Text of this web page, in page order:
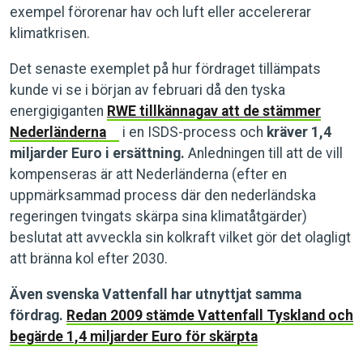
exempel förorenar hav och luft eller accelererar
klimatkrisen.
Det senaste exemplet på hur fördraget tillämpats
kunde vi se i början av februari då den tyska
energigiganten RWE tillkännagav att de stämmer
Nederländerna
i en ISDS-process och kräver 1,4
miljarder Euro i ersättning. Anledningen till att de vill
kompenseras är att Nederländerna (efter en
uppmärksammad process där den nederländska
regeringen tvingats skärpa sina klimatåtgärder)
beslutat att avveckla sin kolkraft vilket gör det olagligt
att bränna kol efter 2030.
Även svenska Vattenfall har utnyttjat samma
fördrag. Redan 2009 stämde Vattenfall Tyskland och
begärde 1,4 miljarder Euro för skärpta